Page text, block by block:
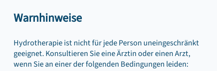
Warnhinweise
Hydrotherapie ist nicht für jede Person uneingeschränkt
geeignet. Konsultieren Sie eine Ärztin oder einen Arzt,
wenn Sie an einer der folgenden Bedingungen leiden: